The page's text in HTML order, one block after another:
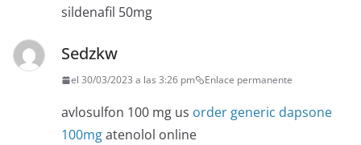
sildenafil 50mg
Sedzkw
el 30/03/2023 a las 3:26 pm Enlace permanente
avlosulfon 100 mg us order generic dapsone
100mgatenolol online